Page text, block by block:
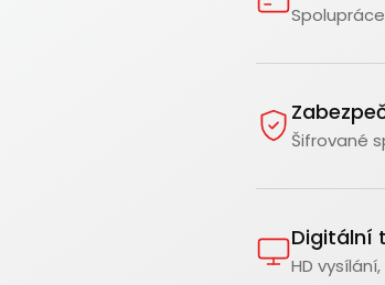
Šifrované
Digitální
HD